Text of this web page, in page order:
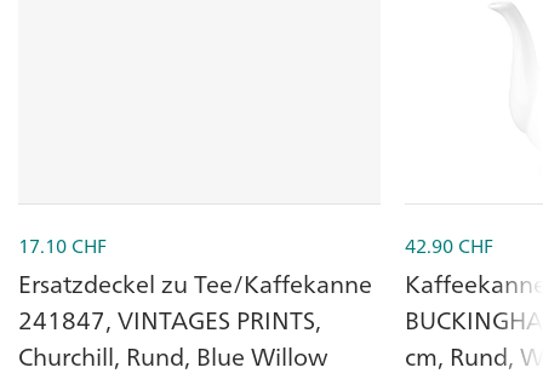
17.10CHF
Ersatzdeckel zu Tee/Kaffekanne
241847, VINTAGES PRINTS,
Churchill, Rund, Blue Willow
42.90CHF
cm, Rund,